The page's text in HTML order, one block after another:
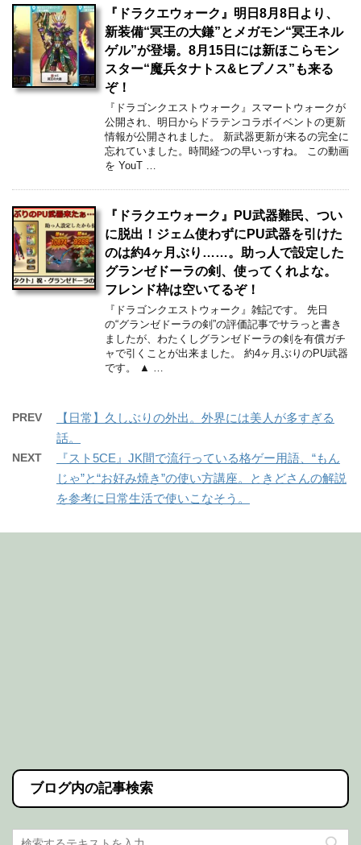
『ドラクエウォーク』明日8月8日より、
新装備“冥王の大鎌”とメガモン“冥王ネル
ゲル”が登場。8月15日には新ほこらモン
スター“魔兵タナトス&ヒプノス”も来る
ぞ！
『ドラゴンクエストウォーク』スマートウォークが
公開され、明日からドラテンコラボイベントの更新
情報が公開されました。 新武器更新が来るの完全に
忘れていました。時間経つの早いっすね。 この動画
を YouT …
『ドラクエウォーク』PU武器難民、つい
に脱出！ジェム使わずにPU武器を引けた
のは約4ヶ月ぶり……。助っ人で設定した
グランゼドーラの剣、使ってくれよな。
フレンド枠は空いてるぞ！
『ドラゴンクエストウォーク』雑記です。 先日
の“グランゼドーラの剣”の評価記事でサラっと書き
ましたが、わたくしグランゼドーラの剣を有償ガチ
ャで引くことが出来ました。 約4ヶ月ぶりのPU武器
です。 ▲ …
PREV
【日常】久しぶりの外出。外界には美人が多すぎる
話。
NEXT
『スト5CE』JK間で流行っている格ゲー用語、“もん
じゃ”と“お好み焼き”の使い方講座。ときどさんの解説
を参考に日常生活で使いこなそう。
ブログ内の記事検索